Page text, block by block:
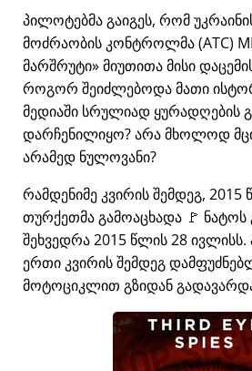
პილოტებმა გაიგეს, რომ
მოძრაობის კონტროლმა (ATC)
მარშრუტი მიუთითა მისი
როგორ შეიძლებოდა მათი
მედიაში სრულიად ყურადღების
დარჩენილიყო? არა მხოლოდ
არამედ ნულოვანი?
რამდენიმე კვირის შემდეგ,
თურქეთმა გამოაცხადა 🚩
შეხვედრა 2015 წლის 28
ერთი კვირის შემდეგ
მოტოციკლით გზიდან